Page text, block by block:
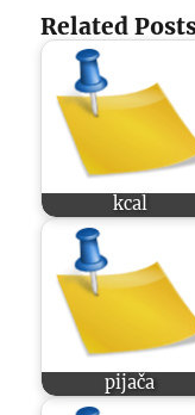
Related
kcal
pijača